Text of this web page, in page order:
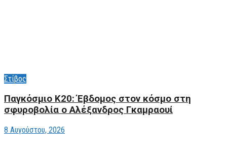
Στίβος
Παγκόσμιο Κ20: Έβδομος στον κόσμο στη
σφυροβολία ο Αλέξανδρος Γκαμραουί
8 Αυγούστου, 2026